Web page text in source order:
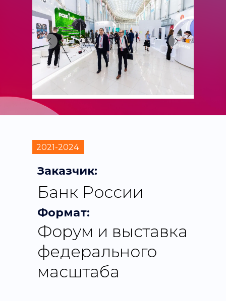
Заказчик:
Банк России
Формат:
Форум и выставка
федерального
масштаба
2021-2024